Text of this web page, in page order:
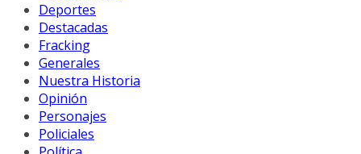
Deportes
Destacadas
Fracking
Generales
Nuestra Historia
Opinión
Personajes
Policiales